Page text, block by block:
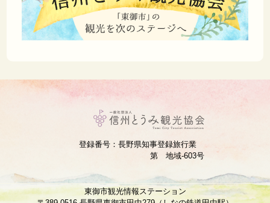
登録番号：長野県知事登録旅行業
第 地域‐603号
東御市観光情報ステーション